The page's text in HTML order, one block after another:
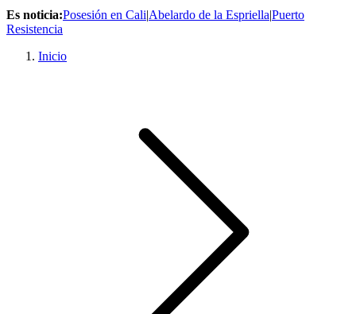
Es noticia:Posesión en Cali|Abelardo de la Espriella|Puerto
Resistencia
Inicio